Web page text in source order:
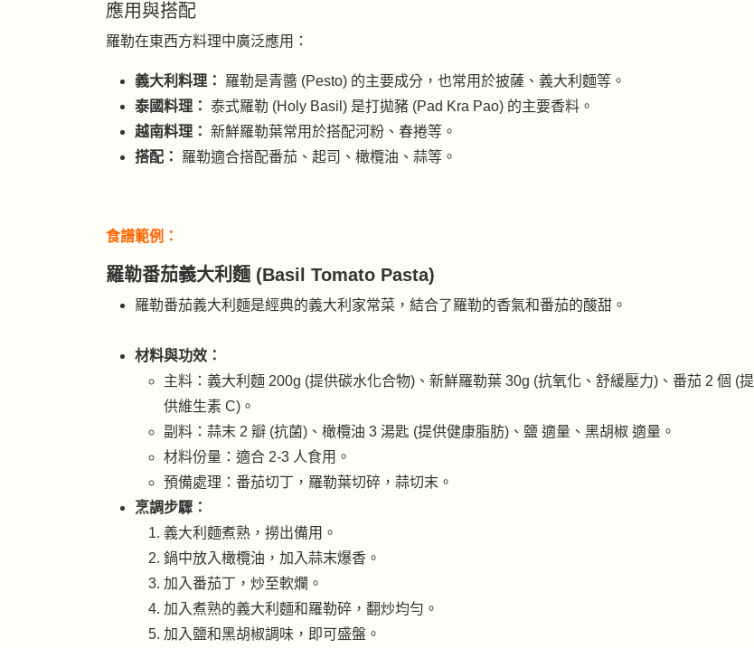
應用與搭配
羅勒在東西方料理中廣泛應用：
義大利料理：
羅勒是青醬 (Pesto) 的主要成分，也常用於披薩、義大利麵等。
泰國料理： 泰式羅勒 (Holy Basil) 是打拋豬 (Pad Kra Pao) 的主要香料。
越南料理： 新鮮羅勒葉常用於搭配河粉、春捲等。
搭配：
羅勒適合搭配番茄、起司、橄欖油、蒜等。
食譜範例：
羅勒番茄義大利麵 (Basil Tomato Pasta)
羅勒番茄義大利麵是經典的義大利家常菜，結合了羅勒的香氣和番茄的酸甜。
材料與功效：
主料：義大利麵 200g (提供碳水化合物)、新鮮羅勒葉 30g (抗氧化、舒緩壓力)、番茄 2 個 (提
供維生素 C)。
副料：蒜末 2 瓣 (抗菌)、橄欖油 3 湯匙 (提供健康脂肪)、鹽 適量、黑胡椒 適量。
材料份量：適合 2-3 人食用。
預備處理：番茄切丁，羅勒葉切碎，蒜切末。
烹調步驟：
義大利麵煮熟，撈出備用。
鍋中放入橄欖油，加入蒜末爆香。
加入番茄丁，炒至軟爛。
加入煮熟的義大利麵和羅勒碎，翻炒均勻。
加入鹽和黑胡椒調味，即可盛盤。